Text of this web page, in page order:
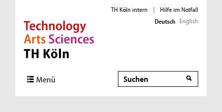
Direkt zur Hauptnavigation
Direkt zur Subnavigation
Direkt zum Inhalt
Direkt zum Fußbereich
TH Köln intern |
Hilfe im Notfall
Deutsch English
Menü Suche
Suche